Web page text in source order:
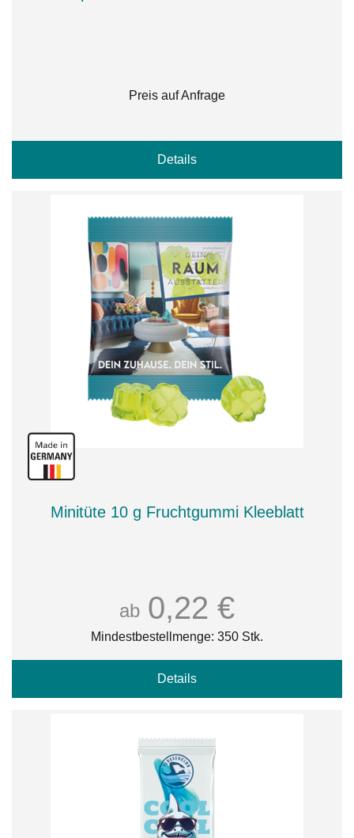
Preis auf Anfrage
Details
Minitüte 10 g Fruchtgummi Kleeblatt
ab 0,22 €
Mindestbestellmenge: 350 Stk.
Details